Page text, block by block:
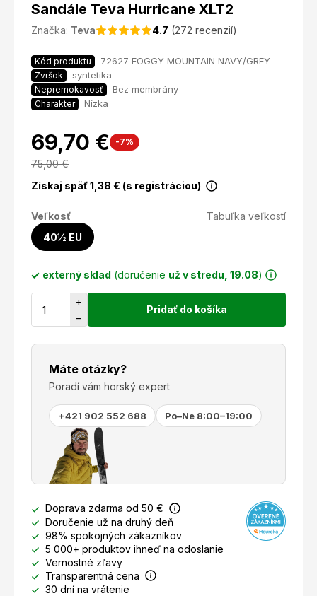
Sandále Teva Hurricane XLT2
Značka: Teva 4.7 (272 recenzií)
Kód produktu 72627 FOGGY MOUNTAIN NAVY/GREY
Zvršok syntetika
Nepremokavosť Bez membrány
Charakter Nízka
69,70 € -7%
75,00€
Získaj späť1,38 € (s registráciou)
Veľkosť
Tabuľka veľkostí
40½ EU
externý sklad (doručenie už v stredu, 19.08)
+
−
Pridať do košíka
Máte otázky?
Poradí vám horský expert
+421 902 552 688 Po–Ne 8:00–19:00
Doprava zdarma od 50 €
Doručenie už na druhý deň
98% spokojných zákazníkov
5 000+ produktov ihneď na odoslanie
Vernostné zľavy
Transparentná cena
30 dní na vrátenie